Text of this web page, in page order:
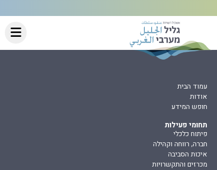
עמוד הבית
אודות
חופש המידע
תחומי פעילות
פיתוח כלכלי
חברה, רווחה וקהילה
איכות הסביבה
מכרזים והתקשרויות